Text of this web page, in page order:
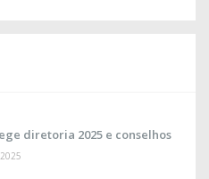
diretoria 2025 e conselhos